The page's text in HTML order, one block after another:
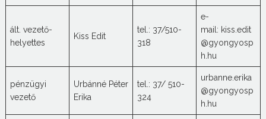
ált. vezető-
helyettes
Kiss Edit
tel.: 37/510-
318
e-
mail: kiss.edit
@gyongyosp
h.hu
pénzügyi
vezető
Urbánné Péter
Erika
tel.: 37/ 510-
324
urbanne.erika
@gyongyosp
h.hu